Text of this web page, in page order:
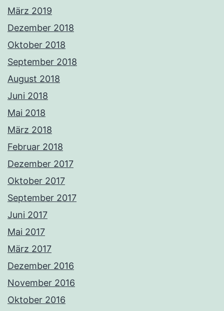
März 2019
Dezember 2018
Oktober 2018
September 2018
August 2018
Juni 2018
Mai 2018
März 2018
Februar 2018
Dezember 2017
Oktober 2017
September 2017
Juni 2017
Mai 2017
März 2017
Dezember 2016
November 2016
Oktober 2016